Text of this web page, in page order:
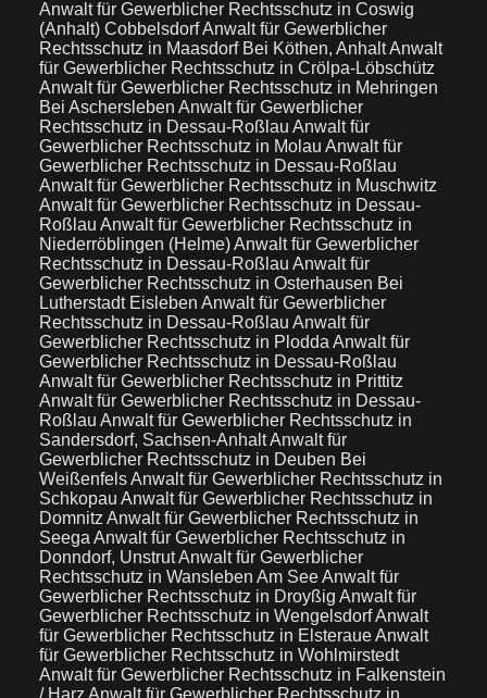
Anwalt für Gewerblicher Rechtsschutz in Coswig
(Anhalt) CobbelsdorfAnwalt für Gewerblicher
Rechtsschutz in Maasdorf Bei Köthen, AnhaltAnwalt
für Gewerblicher Rechtsschutz in Crölpa-Löbschütz
Anwalt für Gewerblicher Rechtsschutz in Mehringen
Bei Aschersleben Anwalt für Gewerblicher
Rechtsschutz in Dessau-Roßlau Anwalt für
Gewerblicher Rechtsschutz in Molau Anwalt für
Gewerblicher Rechtsschutz in Dessau-Roßlau
Anwalt für Gewerblicher Rechtsschutz in Muschwitz
Anwalt für Gewerblicher Rechtsschutz in Dessau-
Roßlau Anwalt für Gewerblicher Rechtsschutz in
Niederröblingen (Helme)Anwalt für Gewerblicher
Rechtsschutz in Dessau-Roßlau Anwalt für
Gewerblicher Rechtsschutz in Osterhausen Bei
Lutherstadt Eisleben Anwalt für Gewerblicher
Rechtsschutz in Dessau-Roßlau Anwalt für
Gewerblicher Rechtsschutz in Plodda Anwalt für
Gewerblicher Rechtsschutz in Dessau-Roßlau
Anwalt für Gewerblicher Rechtsschutz in Prittitz
Anwalt für Gewerblicher Rechtsschutz in Dessau-
Roßlau Anwalt für Gewerblicher Rechtsschutz in
Sandersdorf, Sachsen-AnhaltAnwalt für
Gewerblicher Rechtsschutz in Deuben Bei
WeißenfelsAnwalt für Gewerblicher Rechtsschutz in
Schkopau Anwalt für Gewerblicher Rechtsschutz in
Domnitz Anwalt für Gewerblicher Rechtsschutz in
Seega Anwalt für Gewerblicher Rechtsschutz in
Donndorf, UnstrutAnwalt für Gewerblicher
Rechtsschutz in Wansleben Am SeeAnwalt für
Gewerblicher Rechtsschutz in Droyßig Anwalt für
Gewerblicher Rechtsschutz in WengelsdorfAnwalt
für Gewerblicher Rechtsschutz in ElsteraueAnwalt
für Gewerblicher Rechtsschutz in Wohlmirstedt
Anwalt für Gewerblicher Rechtsschutz in Falkenstein
/ Harz Anwalt für Gewerblicher Rechtsschutz in